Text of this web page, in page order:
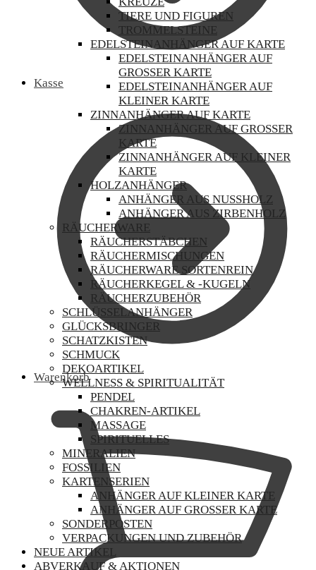
Kasse
Warenkorb
TIERE UND FIGUREN
TROMMELSTEINE
EDELSTEINANHÄNGER AUF KARTE
EDELSTEINANHÄNGER AUF
GROSSER KARTE
EDELSTEINANHÄNGER AUF
KLEINER KARTE
ZINNANHÄNGER AUF KARTE
ZINNANHÄNGER AUF GROSSER K
ARTE
ZINNANHÄNGER AUF KLEINER
KARTE
HOLZANHÄNGER
ANHÄNGER AUS NUSSHOLZ
ANHÄNGER AUS ZIRBENHOLZ
RÄUCHERWARE
RÄUCHERSTÄBCHEN
RÄUCHERMISCHUNGEN
RÄUCHERWARE SORTENREIN
RÄUCHERKEGEL & -KUGELN
RÄUCHERZUBEHÖR
SCHLÜSSELANHÄNGER
GLÜCKSBRINGER
SCHATZKISTEN
SCHMUCK
DEKOARTIKEL
WELLNESS & SPIRITUALITÄT
PENDEL
CHAKREN-ARTIKEL
MASSAGE
SPIRITUELLES
MINERALIEN
FOSSILIEN
KARTENSERIEN
ANHÄNGER AUF KLEINER KARTE
ANHÄNGER AUF GROSSER KARTE
SONDERPOSTEN
VERPACKUNGEN UND ZUBEHÖR
NEUE ARTIKEL
ABVERKAUF & AKTIONEN